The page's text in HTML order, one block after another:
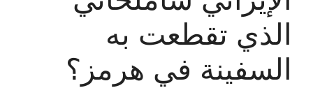
الذي تقطعت به
السفينة في هرمز؟